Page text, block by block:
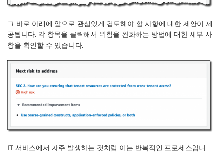
그 바로 아래에 앞으로 관심있게 검토해야 할 사항에 대한 제안이 제
공됩니다. 각 항목을 클릭해서 위험을 완화하는 방법에 대한 세부 사
항을 확인할 수 있습니다.
IT 서비스에서 자주 발생하는 것처럼 이는 반복적인 프로세스입니